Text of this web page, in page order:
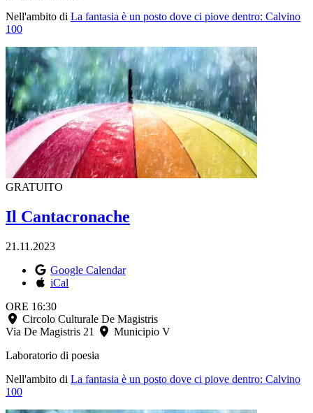
Nell'ambito di La fantasia è un posto dove ci piove dentro: Calvino
100
GRATUITO
Il Cantacronache
21.11.2023
Google Calendar
iCal
ORE 16:30
Circolo Culturale De Magistris
Via De Magistris 21
Municipio V
Laboratorio di poesia
Nell'ambito di La fantasia è un posto dove ci piove dentro: Calvino
100